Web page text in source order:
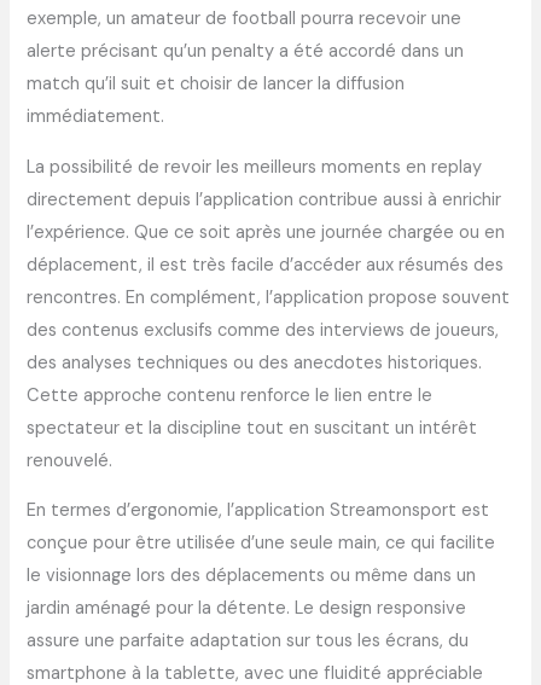
exemple, un amateur de football pourra recevoir une
alerte précisant qu’un penalty a été accordé dans un
match qu’il suit et choisir de lancer la diffusion
immédiatement.
La possibilité de revoir les meilleurs moments en replay
directement depuis l’application contribue aussi à enrichir
l’expérience. Que ce soit après une journée chargée ou en
déplacement, il est très facile d’accéder aux résumés des
rencontres. En complément, l’application propose souvent
des contenus exclusifs comme des interviews de joueurs,
des analyses techniques ou des anecdotes historiques.
Cette approche contenu renforce le lien entre le
spectateur et la discipline tout en suscitant un intérêt
renouvelé.
En termes d’ergonomie, l’application Streamonsport est
conçue pour être utilisée d’une seule main, ce qui facilite
le visionnage lors des déplacements ou même dans un
jardin aménagé pour la détente. Le design responsive
assure une parfaite adaptation sur tous les écrans, du
smartphone à la tablette, avec une fluidité appréciable